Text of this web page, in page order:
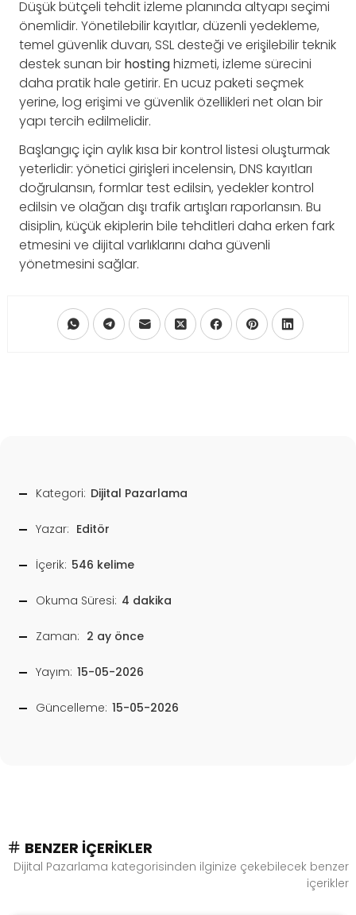
Düşük bütçeli tehdit izleme planında altyapı seçimi
önemlidir. Yönetilebilir kayıtlar, düzenli yedekleme,
temel güvenlik duvarı, SSL desteği ve erişilebilir teknik
destek sunan bir hostinghizmeti, izleme sürecini
daha pratik hale getirir. En ucuz paketi seçmek
yerine, log erişimi ve güvenlik özellikleri net olan bir
yapı tercih edilmelidir.
Başlangıç için aylık kısa bir kontrol listesi oluşturmak
yeterlidir: yönetici girişleri incelensin, DNS kayıtları
doğrulansın, formlar test edilsin, yedekler kontrol
edilsin ve olağan dışı trafik artışları raporlansın. Bu
disiplin, küçük ekiplerin bile tehditleri daha erken fark
etmesini ve dijital varlıklarını daha güvenli
yönetmesini sağlar.
Kategori: Dijital Pazarlama
Yazar: Editör
İçerik: 546 kelime
Okuma Süresi: 4 dakika
Zaman: 2 ay önce
Yayım: 15-05-2026
Güncelleme: 15-05-2026
BENZER İÇERIKLER
Dijital Pazarlama kategorisinden ilginize çekebilecek benzer
içerikler